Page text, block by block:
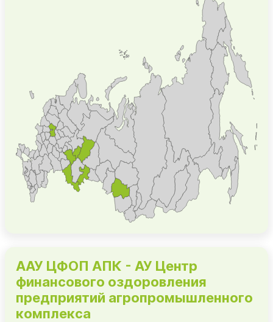
ААУ ЦФОП АПК - АУ Центр
финансового оздоровления
предприятий агропромышленного
комплекса